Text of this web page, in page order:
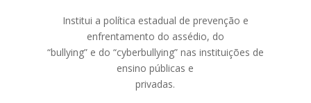
Institui a política estadual de prevenção e
enfrentamento do assédio, do
“bullying” e do “cyberbullying” nas instituições de
ensino públicas e
privadas.